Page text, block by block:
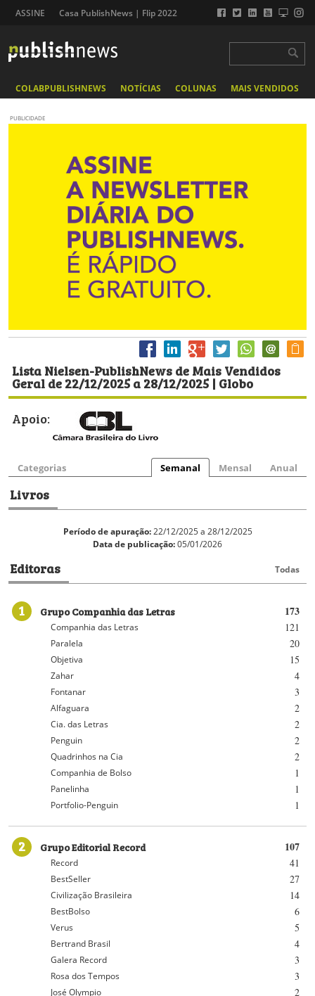
ASSINE Casa PublishNews | Flip 2022
COLABPUBLISHNEWS NOTÍCIAS COLUNAS MAIS VENDIDOS
PUBLICIDADE
Lista Nielsen-PublishNews de Mais Vendidos
Geral de 22/12/2025 a 28/12/2025 | Globo
Apoio:
Categorias Semanal Mensal Anual
Livros
Período de apuração:22/12/2025 a 28/12/2025
Data de publicação:05/01/2026
Editoras Todas
1 173
Grupo Companhia das Letras
121
Companhia das Letras
20
Paralela
15
Objetiva
4
Zahar
3
Fontanar
2
Alfaguara
2
Cia. das Letras
2
Penguin
2
Quadrinhos na Cia
1
Companhia de Bolso
1
Panelinha
1
Portfolio-Penguin
2 107
Grupo Editorial Record
41
Record
27
BestSeller
14
Civilização Brasileira
6
BestBolso
5
Verus
4
Bertrand Brasil
3
Galera Record
3
Rosa dos Tempos
2
José Olympio